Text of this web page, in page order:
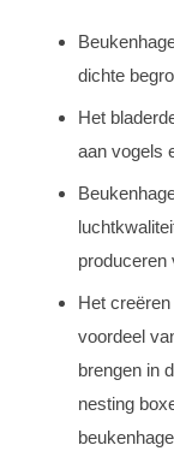
dichte
Het
aan vogels
produceren
Het
voordeel
brengen in
nesting